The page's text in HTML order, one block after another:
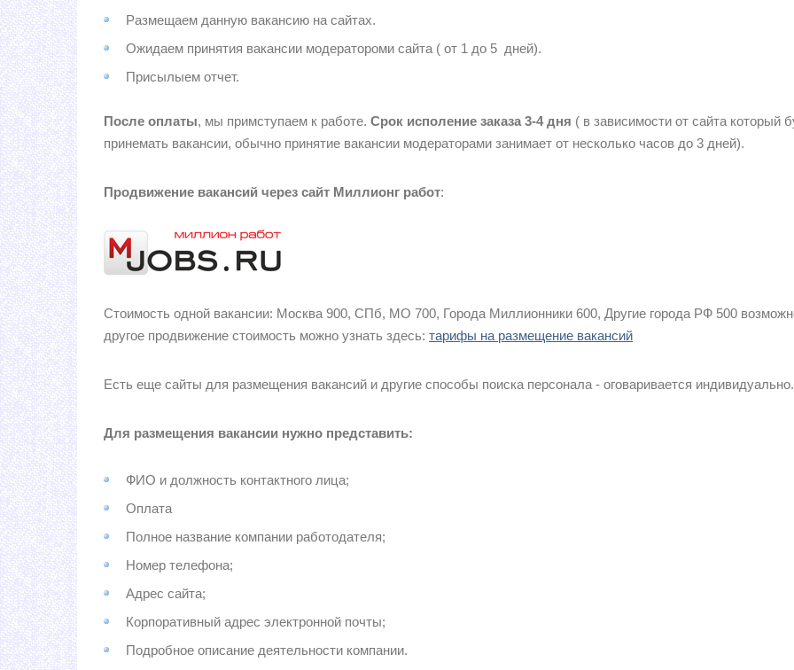
Размещаем данную вакансию на сайтах.
Ожидаем принятия вакансии модератороми сайта ( от 1 до 5 дней).
Присылыем отчет.
После оплаты, мы примступаем к работе. Срок исполение заказа 3-4 дня ( в зависимости от сайта который
принемать вакансии, обычно принятие вакансии модераторами занимает от несколько часов до 3 дней).
Продвижение вакансий через сайт Миллионг работ:
Стоимость одной вакансии: Москва 900, СПб, МО 700, Города Миллионники 600, Другие города РФ 500
другое продвижение стоимость можно узнать здесь: тарифы на размещение вакансий
Есть еще сайты для размещения вакансий и другие способы поиска персонала - оговаривается индивидуально.
Для размещения вакансии нужно представить:
ФИО и должность контактного лица;
Оплата
Полное название компании работодателя;
Номер телефона;
Адрес сайта;
Корпоративный адрес электронной почты;
Подробное описание деятельности компании.